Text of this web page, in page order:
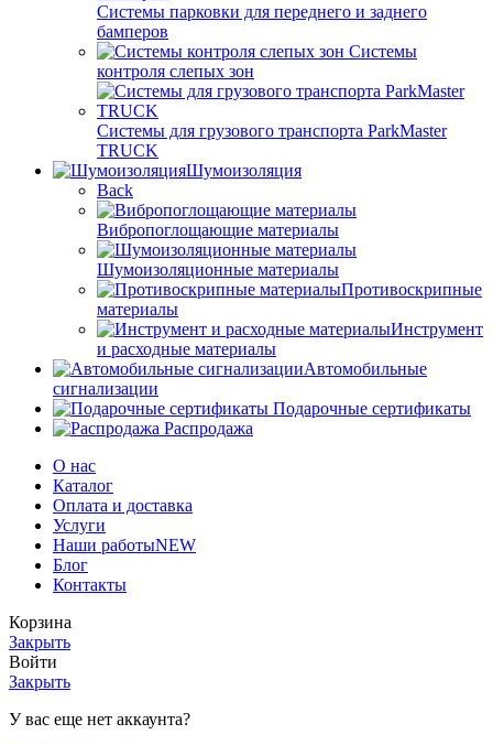
Системы парковки для переднего и заднего
бамперов
Системы
контроля слепых зон
Системы для грузового транспорта ParkMaster
TRUCK
Шумоизоляция
Back
Вибропоглощающие материалы
Шумоизоляционные материалы
Противоскрипные
материалы
Инструмент
и расходные материалы
Автомобильные
сигнализации
Подарочные сертификаты
Распродажа
О нас
Каталог
Оплата и доставка
Услуги
Наши работыNEW
Блог
Контакты
Корзина
Закрыть
Войти
Закрыть
У вас еще нет аккаунта?